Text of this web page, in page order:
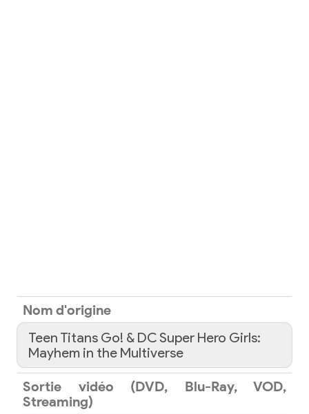
Nom d'origine
Teen Titans Go! & DC Super Hero Girls:
Mayhem in the Multiverse
Sortie vidéo (DVD, Blu-Ray, VOD,
Streaming)